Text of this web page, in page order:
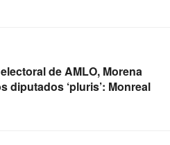
de AMLO, Morena
diputados ‘pluris’: Monreal